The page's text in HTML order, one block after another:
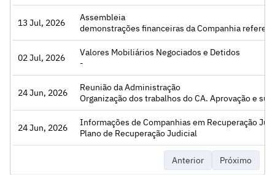
13 Jul, 2026
Assembleia
demonstrações financeiras da Companhia referentes ao exercício social encerrado em 31 de dezembro de 2025, relatório da Administração e respectivas contas dos administradores relativas ao exercício social encerrado em 31 de dezembro de 2025, proposta da administração para a destinação do resultado do exercício social encerrado em 31 de
Acessar
02 Jul, 2026
Valores Mobiliários Negociados e Detidos
-
Acessar
24 Jun, 2026
Reunião da Administração
Organização dos trabalhos do CA. Aprovação e submissão à assembleia de alteração da denominação social, alteração da sede e apreciação do relatório da administração, contas e DFs de 2025., Alteração do código de negociação das ações da Companhia perante a B3., Aprovação da contratação de
Acessar
24 Jun, 2026
Informações de Companhias em Recuperação
Plano de Recuperação Judicial
Acessar
Anterior Próximo